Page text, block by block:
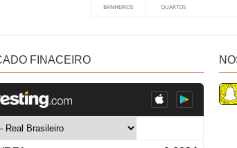
BANHEIROS QUARTOS
FINACEIRO